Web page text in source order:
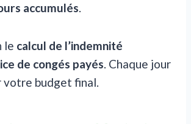
accumulés.
le calcul de l’indemnité
de congés payés. Chaque jour
votre budget final.